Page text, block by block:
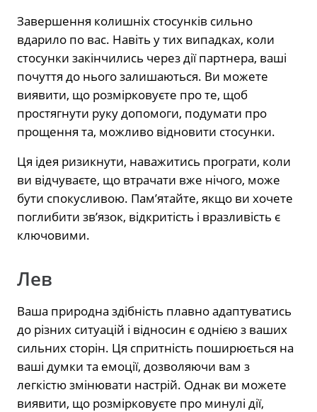
Завершення колишніх стосунків сильно
вдарило по вас. Навіть у тих випадках, коли
стосунки закінчились через дії партнера, ваші
почуття до нього залишаються. Ви можете
виявити, що розмірковуєте про те, щоб
простягнути руку допомоги, подумати про
прощення та, можливо відновити стосунки.
Ця ідея ризикнути, наважитись програти, коли
ви відчуваєте, що втрачати вже нічого, може
бути спокусливою. Пам’ятайте, якщо ви хочете
поглибити зв’язок, відкритість і вразливість є
ключовими.
Лев
Ваша природна здібність плавно адаптуватись
до різних ситуацій і відносин є однією з ваших
сильних сторін. Ця спритність поширюється на
ваші думки та емоції, дозволяючи вам з
легкістю змінювати настрій. Однак ви можете
виявити, що розмірковуєте про минулі дії,